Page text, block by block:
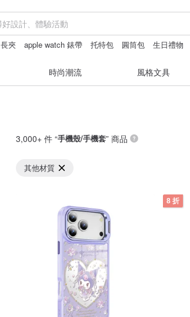
長夾 apple watch 錶帶 托特包 圓筒包 生日禮物
時尚潮流 風格文具
3,000+ 件 “手機殼/手機套” 商品
其他材質
8 折